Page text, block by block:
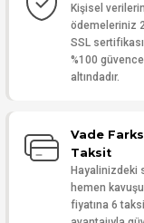
Kişisel
ödemeleriniz
SSL
%100 güvence
altındadır.
Vade
Taksit
Hayalinizdeki
hemen
fiyatına 6